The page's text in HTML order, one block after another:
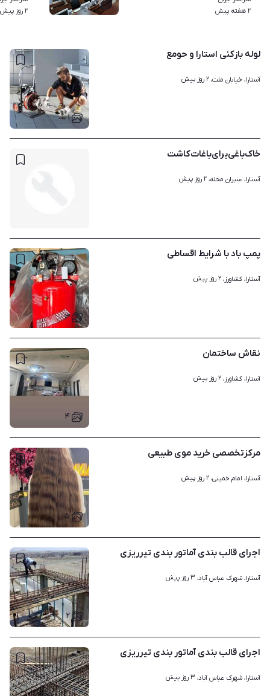
۸
۲ هفته پیش
۲ روز پیش
۱
لوله بازکنی استارا و حومع
آستارا، خیابان ملت، ۲ روز پیش
خاک‌باغی‌برای‌باغات‌کاشت‌
آستارا، عنبران محله، ۲ روز پیش
۳
پمپ باد با شرایط اقساطی
آستارا، کشاورز، ۲ روز پیش
۴
نقاش ساختمان
آستارا، کشاورز، ۲ روز پیش
۵
مرکزتخصصی خرید موی طبیعی
آستارا، امام خمینی، ۲ روز پیش
۲
اجرای قالب بندی آماتور بندی تیرریزی
آستارا، شهرک عباس آباد، ۳ روز پیش
اجرای قالب بندی آماتور بندی تیرریزی
آستارا، شهرک عباس آباد، ۳ روز پیش